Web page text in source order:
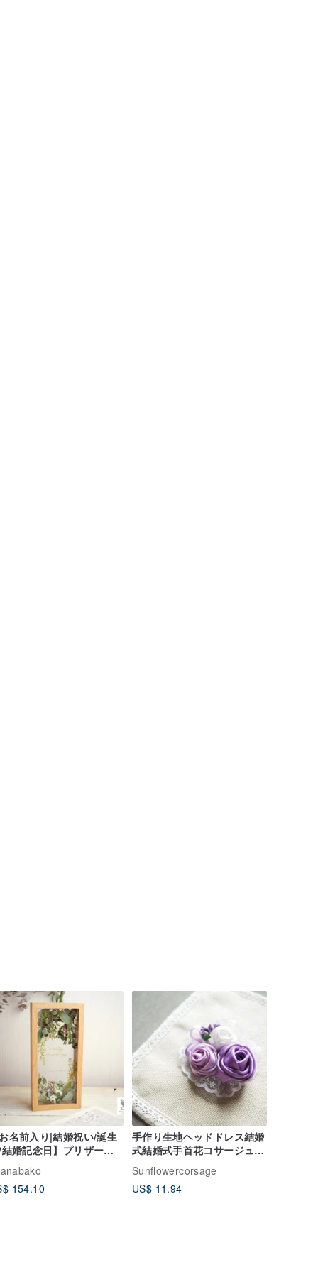
お名前入り|結婚祝い/誕生
結婚記念日】プリザーブ
フラワードライフラワーグ
ンのガラスフレーム
154.10
手作り生地ヘッドドレス結婚
式結婚式手首花コサージュコ
サージュ結婚式紫リボンロー
ズ
Sunflowercorsage
US$ 11.94